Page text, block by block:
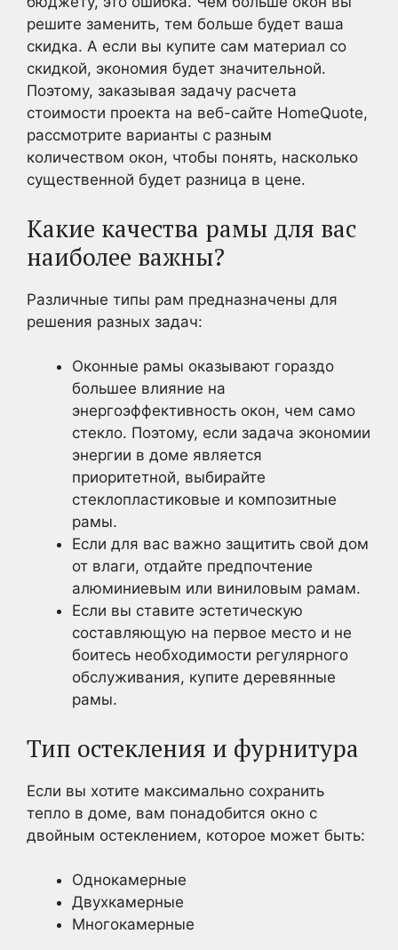
решите заменить, тем больше будет ваша
скидка. А если вы купите сам материал со
скидкой, экономия будет значительной.
Поэтому, заказывая задачу расчета
стоимости проекта на веб-сайте HomeQuote,
рассмотрите варианты с разным
количеством окон, чтобы понять, насколько
существенной будет разница в цене.
Какие качества рамы для вас
наиболее важны?
Различные типы рам предназначены для
решения разных задач:
Оконные рамы оказывают гораздо
большее влияние на
энергоэффективность окон, чем само
стекло. Поэтому, если задача экономии
энергии в доме является
приоритетной, выбирайте
стеклопластиковые и композитные
рамы.
Если для вас важно защитить свой дом
от влаги, отдайте предпочтение
алюминиевым или виниловым рамам.
Если вы ставите эстетическую
составляющую на первое место и не
боитесь необходимости регулярного
обслуживания, купите деревянные
рамы.
Тип остекления и фурнитура
Если вы хотите максимально сохранить
тепло в доме, вам понадобится окно с
двойным остеклением, которое может быть:
Однокамерные
Двухкамерные
Многокамерные